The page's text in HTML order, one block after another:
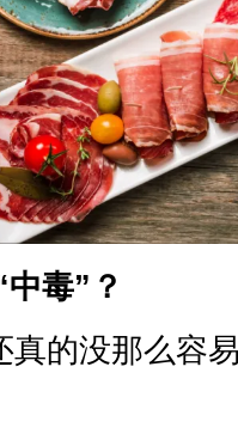
毒”？
真的没那么容